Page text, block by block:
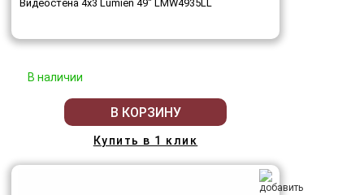
Видеостена 4x3 Lumien 49" LMW4935LL
В наличии
В КОРЗИНУ
Купить в 1 клик